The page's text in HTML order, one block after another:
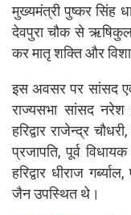
मुख्यमंत्री पुष्कर सिंह
देवपुरा चौक से ऋषिकुल
कर मातृ शक्ति और
इस अवसर पर सांसद
राज्यसभा सांसद
हरिद्वार राजेन्द्र
प्रजापति, पूर्व
हरिद्वार धीराज
जैन उपस्थित थे।